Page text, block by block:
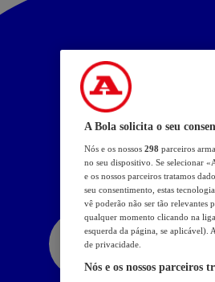
A Bola solicita o seu
Nós e os nossos 298 parceiros
no seu dispositivo. Se selecionar
e os nossos parceiros tratamos
seu consentimento, estas
vê poderão não ser tão relevantes
qualquer momento clicando na
esquerda da página, se aplicável).
de privacidade.
Nós e os nossos parceiros